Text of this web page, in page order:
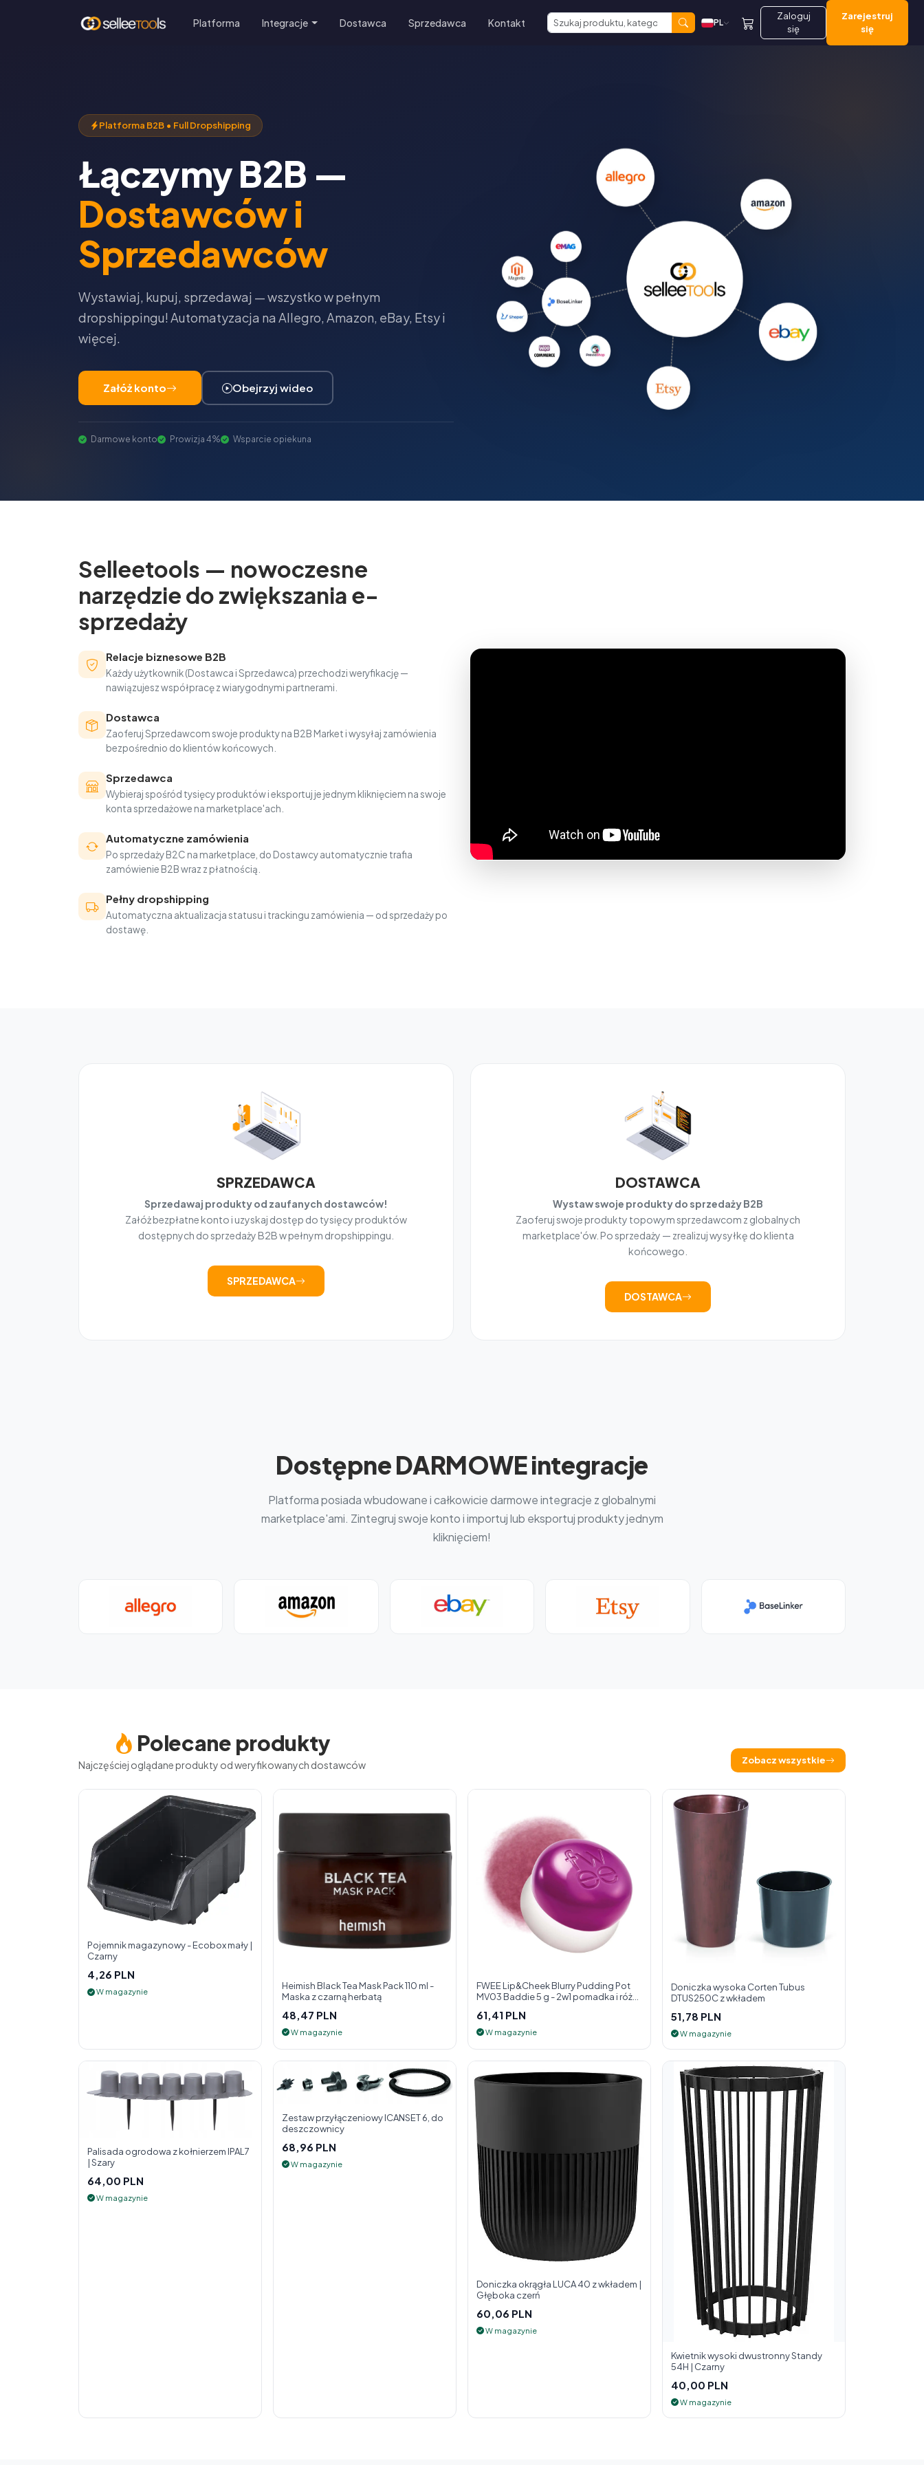
Platforma Integracje Dostawca Sprzedawca Kontakt PL
Zaloguj
się
Zarejestruj
się
Platforma B2B • Full Dropshipping
Łączymy B2B —
Dostawców i
Sprzedawców
Wystawiaj, kupuj, sprzedawaj — wszystko w pełnym
dropshippingu! Automatyzacja na Allegro, Amazon, eBay, Etsy i
więcej.
Załóż konto Obejrzyj wideo
Darmowe konto Prowizja 4% Wsparcie opiekuna
Selleetools — nowoczesne
narzędzie do zwiększania e-
sprzedaży
Relacje biznesowe B2B
Każdy użytkownik (Dostawca i Sprzedawca) przechodzi weryfikację —
nawiązujesz współpracę z wiarygodnymi partnerami.
Dostawca
Zaoferuj Sprzedawcom swoje produkty na B2B Market i wysyłaj zamówienia
bezpośrednio do klientów końcowych.
Sprzedawca
Wybieraj spośród tysięcy produktów i eksportuj je jednym kliknięciem na swoje
konta sprzedażowe na marketplace'ach.
Automatyczne zamówienia
Po sprzedaży B2C na marketplace, do Dostawcy automatycznie trafia
zamówienie B2B wraz z płatnością.
Pełny dropshipping
Automatyczna aktualizacja statusu i trackingu zamówienia — od sprzedaży po
dostawę.
SPRZEDAWCA
Sprzedawaj produkty od zaufanych dostawców!
Załóż bezpłatne konto i uzyskaj dostęp do tysięcy produktów
dostępnych do sprzedaży B2B w pełnym dropshippingu.
SPRZEDAWCA
DOSTAWCA
Wystaw swoje produkty do sprzedaży B2B
Zaoferuj swoje produkty topowym sprzedawcom z globalnych
marketplace'ów. Po sprzedaży — zrealizuj wysyłkę do klienta
końcowego.
DOSTAWCA
Dostępne DARMOWE integracje
Platforma posiada wbudowane i całkowicie darmowe integracje z globalnymi
marketplace'ami. Zintegruj swoje konto i importuj lub eksportuj produkty jednym
kliknięciem!
Polecane produkty
Najczęściej oglądane produkty od weryfikowanych dostawców Zobacz wszystkie
Pojemnik magazynowy - Ecobox mały |
Czarny
4,26 PLN
W magazynie
Heimish Black Tea Mask Pack 110 ml -
Maska z czarną herbatą
48,47 PLN
W magazynie
FWEE Lip&Cheek Blurry Pudding Pot
MV03 Baddie 5 g - 2w1 pomadka i róż
61,41 PLN
W magazynie
Doniczka wysoka Corten Tubus
DTUS250C z wkładem
51,78 PLN
W magazynie
Palisada ogrodowa z kołnierzem IPAL7
| Szary
64,00 PLN
W magazynie
Zestaw przyłączeniowy ICANSET 6, do
deszczownicy
68,96 PLN
W magazynie
Doniczka okrągła LUCA 40 z wkładem |
Głęboka czerń
60,06 PLN
W magazynie
Kwietnik wysoki dwustronny Standy
54H | Czarny
40,00 PLN
W magazynie